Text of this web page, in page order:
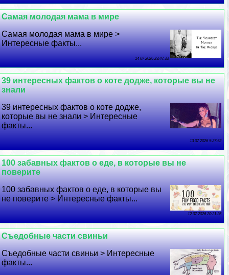
Самая молодая мама в мире
Самая молодая мама в мире >
Интересные факты...
14 07 2026 23:47:33
39 интересных фактов о коте додже, которые вы не
знали
39 интересных фактов о коте додже,
которые вы не знали > Интересные
факты...
13 07 2026 5:37:52
100 забавных фактов о еде, в которые вы не
поверите
100 забавных фактов о еде, в которые вы
не поверите > Интересные факты...
12 07 2026 20:21:26
Съедобные части свиньи
Съедобные части свиньи > Интересные
факты...